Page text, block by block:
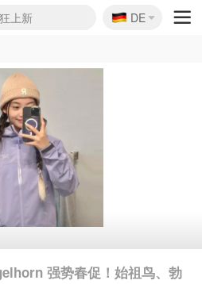
上新
大促
时失效
85折
额外叠85折
每日更新
折起+叠9折
€192
🇩🇪
DE
强势春促！始祖鸟、勃